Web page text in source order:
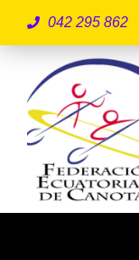
042 295 862